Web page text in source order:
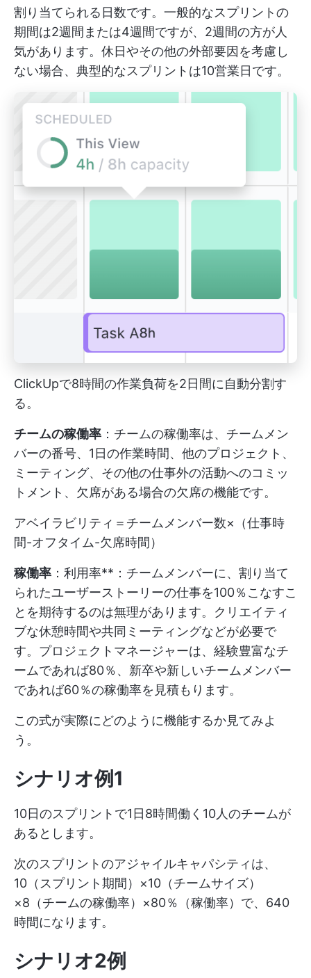
割り当てられる日数です。一般的なスプリントの
期間は2週間または4週間ですが、2週間の方が人
気があります。休日やその他の外部要因を考慮し
ない場合、典型的なスプリントは10営業日です。
ClickUpで8時間の作業負荷を2日間に自動分割す
る。
チームの稼働率 ：チームの稼働率は、チームメン
バーの番号、1日の作業時間、他のプロジェクト、
ミーティング、その他の仕事外の活動へのコミッ
トメント、欠席がある場合の欠席の機能です。
アベイラビリティ＝チームメンバー数×（仕事時
間-オフタイム-欠席時間）
稼働率 ：利用率**：チームメンバーに、割り当て
られたユーザーストーリーの仕事を100％こなすこ
とを期待するのは無理があります。クリエイティ
ブな休憩時間や共同ミーティングなどが必要で
す。プロジェクトマネージャーは、経験豊富なチ
ームであれば80％、新卒や新しいチームメンバー
であれば60％の稼働率を見積もります。
この式が実際にどのように機能するか見てみよ
う。
シナリオ例1
10日のスプリントで1日8時間働く10人のチームが
あるとします。
次のスプリントのアジャイルキャパシティは、
10（スプリント期間）×10（チームサイズ）
×8（チームの稼働率）×80％（稼働率）で、640
時間になります。
シナリオ2例